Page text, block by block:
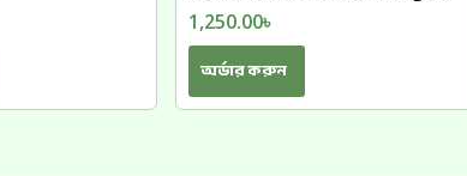
1,250.00৳
অর্ডার করুন